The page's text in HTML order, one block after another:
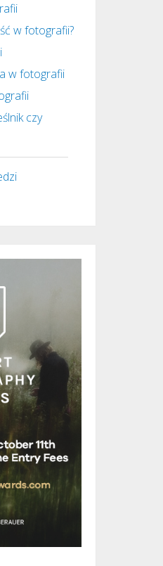
w fotografii?
w fotografii
czy